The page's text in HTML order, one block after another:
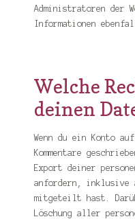
Administratoren der
Informationen
Welche
deinen
Wenn du ein Konto
Kommentare
Export deiner
anfordern, inklusive
mitgeteilt hast.
Löschung aller